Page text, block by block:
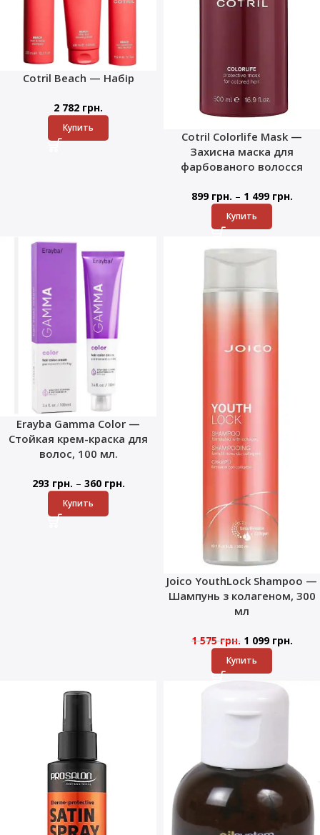
Cotril Beach — Набір
2 782 грн.
Купить
Cotril Colorlife Mask —
Захисна маска для
фарбованого волосся
899 грн. – 1 499 грн.
Купить
Erayba Gamma Color —
Стойкая крем-краска для
волос, 100 мл.
293 грн. – 360 грн.
Купить
Joico YouthLock Shampoo —
Шампунь з колагеном, 300
мл
1 575грн. 1 099 грн.
Купить